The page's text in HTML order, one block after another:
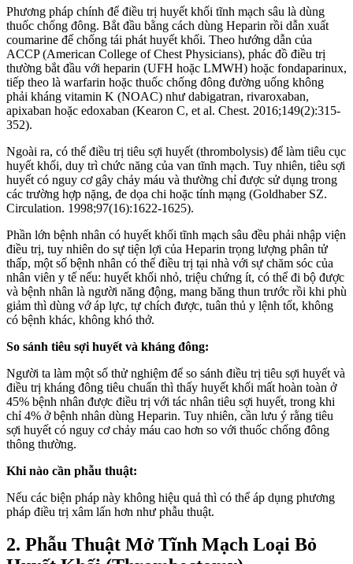
Phương pháp chính để điều trị huyết khối tĩnh mạch sâu là dùng
thuốc chống đông. Bắt đầu bằng cách dùng Heparin rồi dẫn xuất
coumarine để chống tái phát huyết khối. Theo hướng dẫn của
ACCP (American College of Chest Physicians), phác đồ điều trị
thường bắt đầu với heparin (UFH hoặc LMWH) hoặc fondaparinux,
tiếp theo là warfarin hoặc thuốc chống đông đường uống không
phải kháng vitamin K (NOAC) như dabigatran, rivaroxaban,
apixaban hoặc edoxaban (Kearon C, et al. Chest. 2016;149(2):315-
352).
Ngoài ra, có thể điều trị tiêu sợi huyết (thrombolysis) để làm tiêu cục
huyết khối, duy trì chức năng của van tĩnh mạch. Tuy nhiên, tiêu sợi
huyết có nguy cơ gây chảy máu và thường chỉ được sử dụng trong
các trường hợp nặng, đe dọa chi hoặc tính mạng (Goldhaber SZ.
Circulation. 1998;97(16):1622-1625).
Phần lớn bệnh nhân có huyết khối tĩnh mạch sâu đều phải nhập viện
điều trị, tuy nhiên do sự tiện lợi của Heparin trọng lượng phân tử
thấp, một số bệnh nhân có thể điều trị tại nhà với sự chăm sóc của
nhân viên y tế nếu: huyết khối nhỏ, triệu chứng ít, có thể đi bộ được
và bệnh nhân là người năng động, mang băng thun trước rồi khi phù
giảm thì dùng vớ áp lực, tự chích được, tuân thủ y lệnh tốt, không
có bệnh khác, không khó thở.
So sánh tiêu sợi huyết và kháng đông:
Người ta làm một số thử nghiệm để so sánh điều trị tiêu sợi huyết và
điều trị kháng đông tiêu chuẩn thì thấy huyết khối mất hoàn toàn ở
45% bệnh nhân được điều trị với tác nhân tiêu sợi huyết, trong khi
chỉ 4% ở bệnh nhân dùng Heparin. Tuy nhiên, cần lưu ý rằng tiêu
sợi huyết có nguy cơ chảy máu cao hơn so với thuốc chống đông
thông thường.
Khi nào cần phẫu thuật:
Nếu các biện pháp này không hiệu quả thì có thể áp dụng phương
pháp điều trị xâm lấn hơn như phẫu thuật.
2. Phẫu Thuật Mở Tĩnh Mạch Loại Bỏ